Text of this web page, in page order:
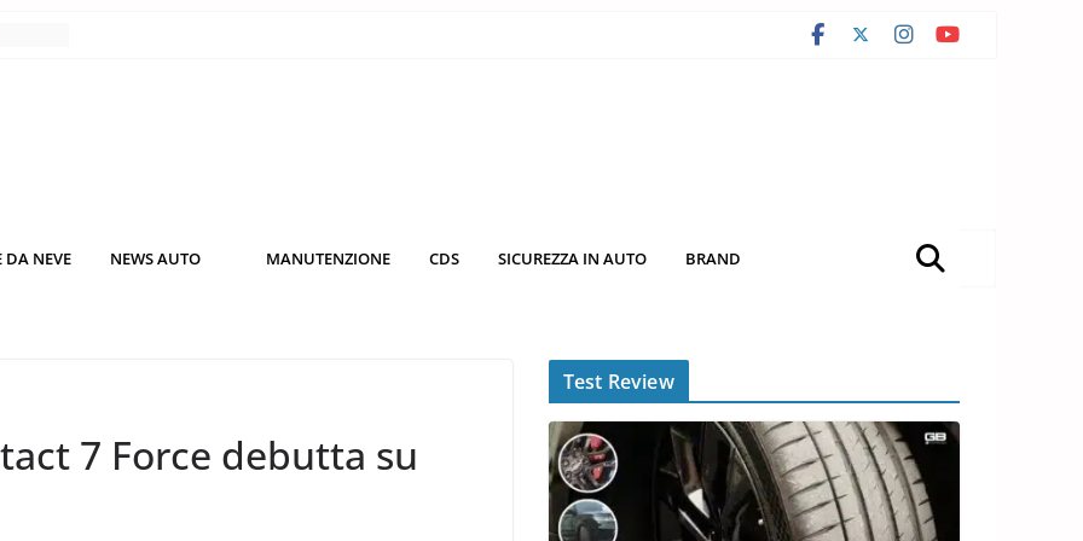
DA NEVE NEWS AUTO MANUTENZIONE CDS SICUREZZA IN AUTO BRAND
7 Force debutta su
Test Review